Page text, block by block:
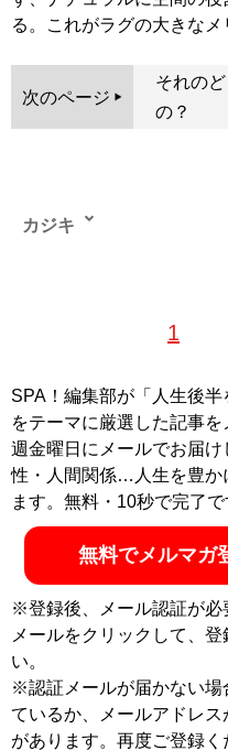
る。これがラグの大きなメ
次のページ
それの
の？
1
カジキ
テリアの法則を各コンテンツ
しいインテリア店 」、Xアカウ
記事一覧へ
SPA！編集部が「人生後半
をテーマに厳選した記事
週金曜日にメールでお届け
性・人間関係…人生を豊か
ます。無料・10秒で完了で
無料でメルマ
※登録後、メール認証が必
メールをクリックして、
い。
※認証メールが届かない場
ているか、メールアドレ
があります。再度ご登録く